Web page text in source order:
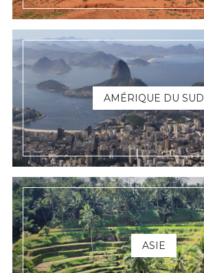
AMÉRIQUE DU SUD
ASIE